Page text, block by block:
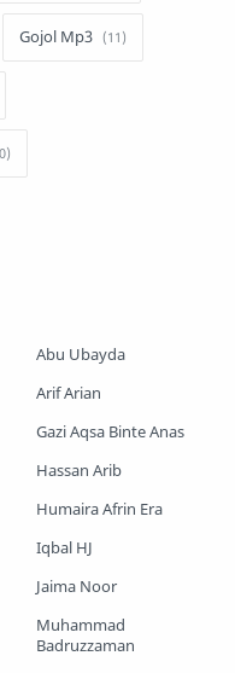
Gojol Mp3
Abu Ubayda
Arif Arian
Gazi Aqsa Binte Anas
Hassan Arib
Humaira Afrin Era
Iqbal HJ
Jaima Noor
Muhammad
Badruzzaman